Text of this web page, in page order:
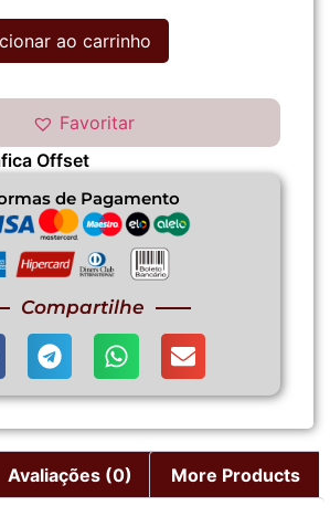
ao carrinho
Favoritar
Offset
de Pagamento
Compartilhe
Avaliações (0) More Products